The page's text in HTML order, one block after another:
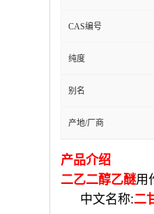
CAS编号
纯度
别名
产地/厂商
产品介绍
二乙二醇乙醚用
中文名称:二